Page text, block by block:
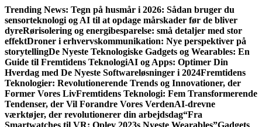
Gå
til
indhold
Trending News: Tegn på husmår i 2026: Sådan bruger du
sensorteknologi og AI til at opdage mårskader før de bliver
dyreRørisolering og energibesparelse: små detaljer med stor
effektDroner i erhvervskommunikation: Nye perspektiver på
storytellingDe Nyeste Teknologiske Gadgets og Wearables: En
Guide til Fremtidens TeknologiAI og Apps: Optimer Din
Hverdag med De Nyeste Softwareløsninger i 2024Fremtidens
Teknologier: Revolutionerende Trends og Innovationer, der
Former Vores LivFremtidens Teknologi: Fem Transformerende
Tendenser, der Vil Forandre Vores VerdenAI-drevne
værktøjer, der revolutionerer din arbejdsdag“Fra
Smartwatches til VR: Oplev 2023s Nyeste Wearables”Gadgets